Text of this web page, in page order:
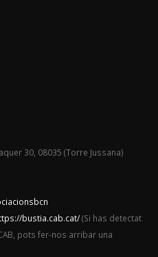
30, 08035 (Torre Jussana)
bustia.cab.cat/(Si has detectat
pots fer-nos arribar una